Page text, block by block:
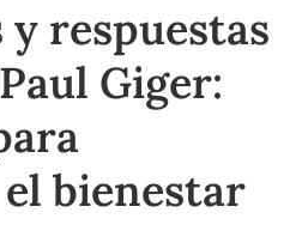
respuestas
Giger:
bienestar